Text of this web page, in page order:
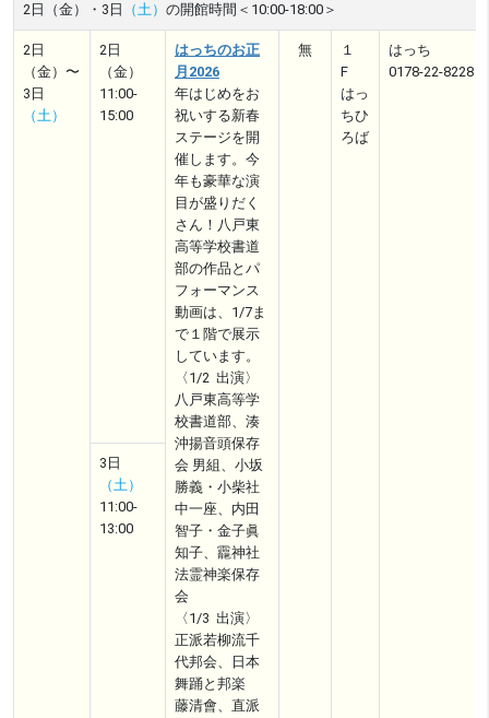
2日（金）・3日 （土） の開館時間＜10:00-18:00＞
2日
（金）〜
3日
（土）
2日
（金）
11:00-
15:00
はっちのお正
月2026
年はじめをお
祝いする新春
ステージを開
催します。今
年も豪華な演
目が盛りだく
さん！八戸東
高等学校書道
部の作品とパ
フォーマンス
動画は、1/7ま
で１階で展示
しています。
〈1/2 出演〉
八戸東高等学
校書道部、湊
沖揚音頭保存
会 男組、小坂
勝義・小柴社
中一座、内田
智子・金子眞
知子、龗神社
法霊神楽保存
会
〈1/3 出演〉
正派若柳流千
代邦会、日本
舞踊と邦楽
藤清會、直派
無
１
F
はっ
ちひ
ろば
はっち
0178-22-8228
3日
（土）
11:00-
13:00